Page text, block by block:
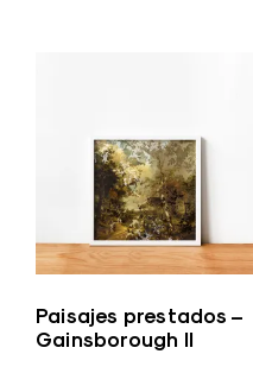
Paisajes prestados –
Gainsborough II